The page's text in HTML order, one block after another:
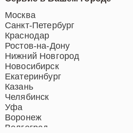
Москва
Санкт-Петербург
Краснодар
Ростов-на-Дону
Нижний Новгород
Новосибирск
Екатеринбург
Казань
Челябинск
Уфа
Воронеж
Волгоград
Ремонт индукционных плит
Ремонт роботов-пылесосов
Ремонт гладильных систем
Ремонт отпаривателей
Ремонт вертикальных
пылесосов